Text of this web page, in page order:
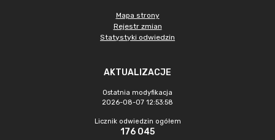
Mapa strony
Rejestr zmian
Statystyki odwiedzin
AKTUALIZACJE
Ostatnia modyfikacja
2026-08-07 12:53:58
Licznik odwiedzin ogółem
176 045